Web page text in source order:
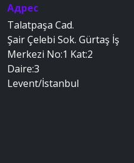
Адрес
Talatpaşa Cad.
Şair Çelebi Sok. Gürtaş İş
Merkezi No:1 Kat:2
Daire:3
Levent/İstanbul